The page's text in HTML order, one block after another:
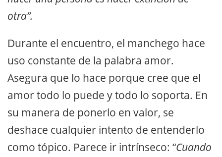
otra”.
Durante el encuentro, el manchego hace
uso constante de la palabra amor.
Asegura que lo hace porque cree que el
amor todo lo puede y todo lo soporta. En
su manera de ponerlo en valor, se
deshace cualquier intento de entenderlo
como tópico. Parece ir intrínseco: “Cuando